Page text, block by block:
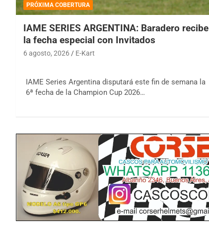
PRÓXIMA COBERTURA
IAME SERIES ARGENTINA: Baradero recibe
la fecha especial con Invitados
6 agosto, 2026 E-Kart
IAME Series Argentina disputará este fin de semana la
6ª fecha de la Champion Cup 2026…